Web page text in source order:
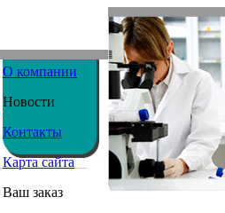
О компании
Новости
Контакты
Карта сайта
Ваш заказ